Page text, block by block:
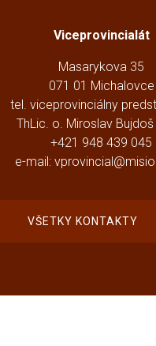
Viceprovincialát
Masarykova 35
071 01 Michalovce
tel. viceprovinciálny
ThLic. o. Miroslav Bujdoš
+421 948 439 045
e-mail:
VŠETKY KONTAKTY